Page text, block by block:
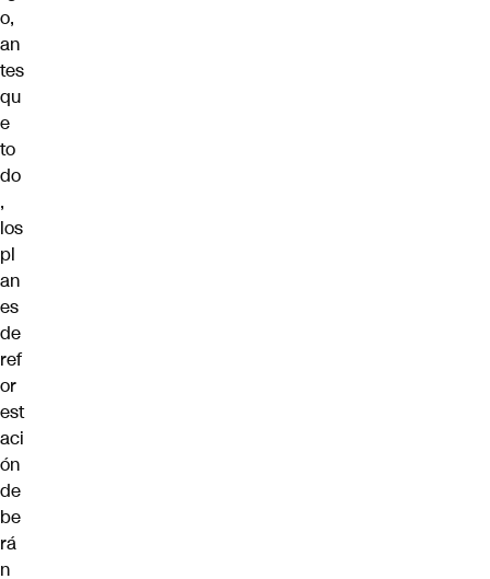
o,
an
tes
qu
e
to
do
,
los
pl
an
es
de
ref
or
est
aci
ón
de
be
rá
n